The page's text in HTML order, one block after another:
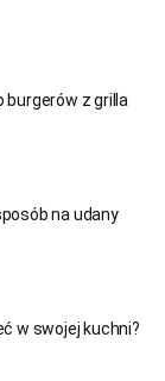
burgerów z grilla
na udany
w swojej kuchni?